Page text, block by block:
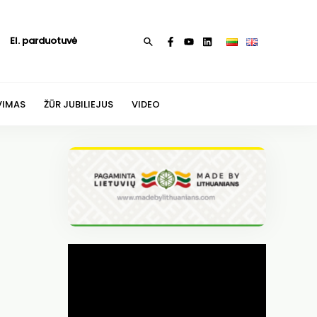
El. parduotuvė Paieška
ŽŪR JUBILIEJUS VIDEO